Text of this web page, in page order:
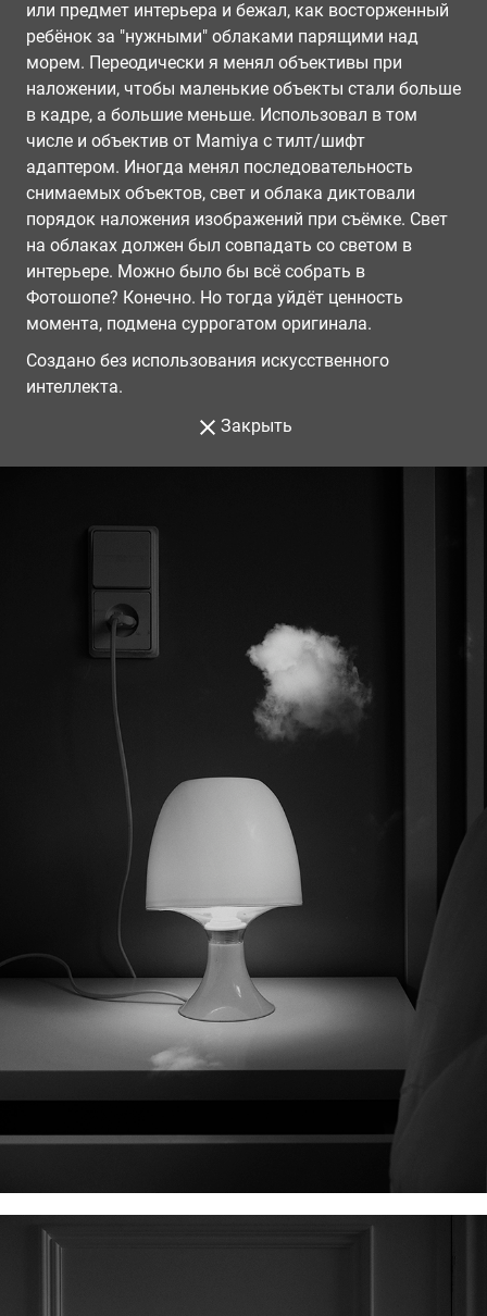
или предмет интерьера и бежал, как восторженный
ребёнок за "нужными" облаками парящими над
морем. Переодически я менял объективы при
наложении, чтобы маленькие объекты стали больше
в кадре, а большие меньше. Использовал в том
числе и объектив от Маmiya с тилт/шифт
адаптером. Иногда менял последовательность
снимаемых объектов, свет и облака диктовали
порядок наложения изображений при съёмке. Свет
на облаках должен был совпадать со светом в
интерьере. Можно было бы всё собрать в
Фотошопе? Конечно. Но тогда уйдёт ценность
момента, подмена суррогатом оригинала.
Создано без использования искусственного
интеллекта.
Закрыть